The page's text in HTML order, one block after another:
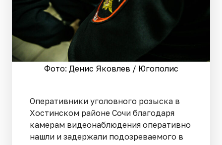
Фото: Денис Яковлев / Югополис
Оперативники уголовного розыска в
Хостинском районе Сочи благодаря
камерам видеонаблюдения оперативно
нашли и задержали подозреваемого в